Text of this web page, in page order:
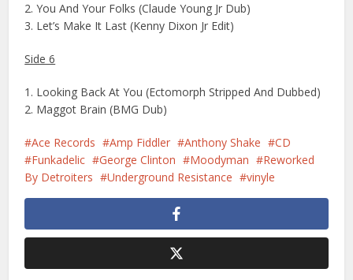
2. You And Your Folks (Claude Young Jr Dub)
3. Let’s Make It Last (Kenny Dixon Jr Edit)
Side 6
1. Looking Back At You (Ectomorph Stripped And Dubbed)
2. Maggot Brain (BMG Dub)
Ace Records Amp Fiddler Anthony Shake
CD
Funkadelic
George Clinton Moodyman
Reworked
By Detroiters
Underground Resistance vinyle